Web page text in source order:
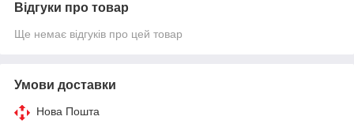
Відгуки про товар
Ще немає відгуків про цей товар
Умови доставки
Нова Пошта